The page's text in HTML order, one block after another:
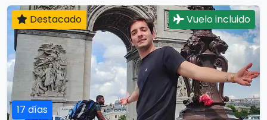
17 días
Destacado Vuelo incluido